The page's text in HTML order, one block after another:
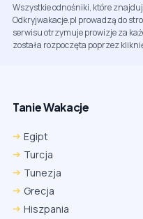
Wszystkie odnośniki, które
Odkryjwakacje.pl prowadzą do
serwisu otrzymuje prowizje za
została rozpoczęta poprzez
Tanie Wakacje
Egipt
Turcja
Tunezja
Grecja
Hiszpania